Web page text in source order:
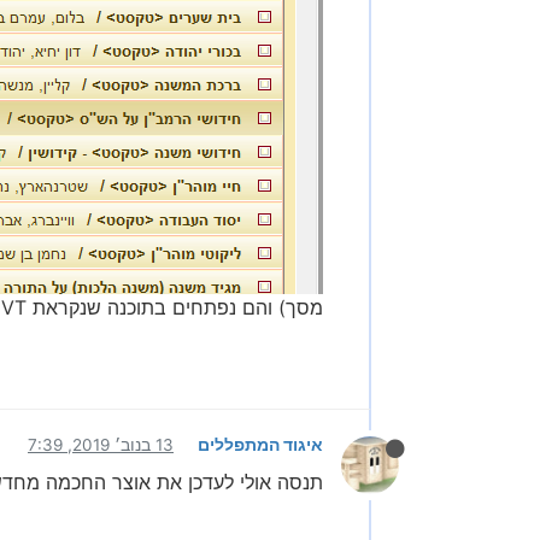
מסך) והם נפתחים בתוכנה שנקראת VT
איגוד המתפללים 13 בנוב׳ 2019, 7:39
תנסה אולי לעדכן את אוצר החכמה